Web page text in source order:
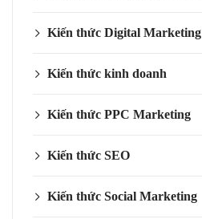
Kiến thức Digital Marketing
Kiến thức kinh doanh
Kiến thức PPC Marketing
Kiến thức SEO
Kiến thức Social Marketing